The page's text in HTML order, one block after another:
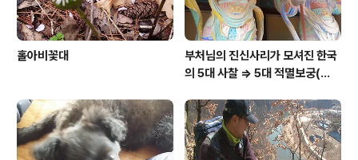
홀아비꽃대
부처님의 진신사리가 모셔진 한국
의 5대 사찰 => 5대 적멸보궁(寂